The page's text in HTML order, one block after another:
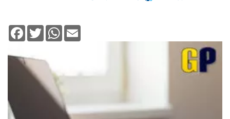
Facebook
TwitterWhatsApp